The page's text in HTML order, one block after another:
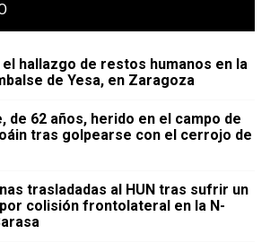
el hallazgo de restos humanos en la
de Yesa, en Zaragoza
de 62 años, herido en el campo de
tras golpearse con el cerrojo de
trasladadas al HUN tras sufrir un
colisión frontolateral en la N-